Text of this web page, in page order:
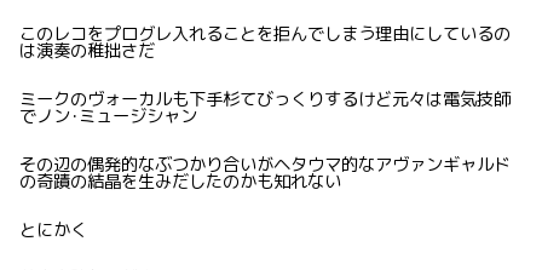
このレコをプログレ入れることを拒んでしまう理由にしているの
は演奏の稚拙さだ
ミークのヴォーカルも下手杉てびっくりするけど元々は電気技師
でノン･ミュージシャン
その辺の偶発的なぶつかり合いがヘタウマ的なアヴァンギャルド
の奇蹟の結晶を生みだしたのかも知れない
とにかく